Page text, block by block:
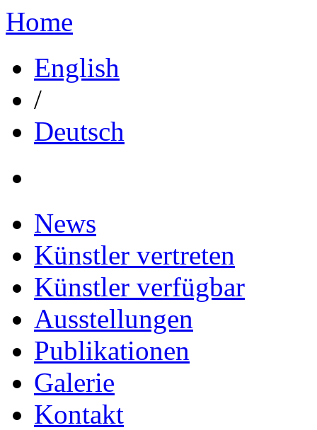
Home
English
/
Deutsch
News
Künstler vertreten
Künstler verfügbar
Ausstellungen
Publikationen
Galerie
Kontakt